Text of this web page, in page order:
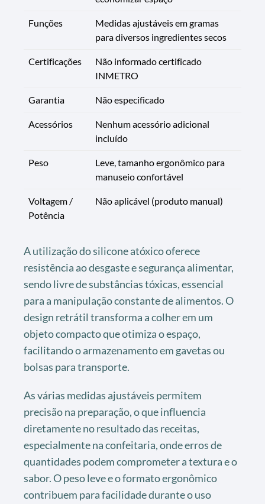
Funções
Medidas ajustáveis em gramas
para diversos ingredientes secos
Certificações
Não informado certificado
INMETRO
Garantia Não especificado
Acessórios
Nenhum acessório adicional
incluído
Peso
Leve, tamanho ergonômico para
manuseio confortável
Voltagem /
Potência
Não aplicável (produto manual)
A utilização do silicone atóxico oferece
resistência ao desgaste e segurança alimentar,
sendo livre de substâncias tóxicas, essencial
para a manipulação constante de alimentos. O
design retrátil transforma a colher em um
objeto compacto que otimiza o espaço,
facilitando o armazenamento em gavetas ou
bolsas para transporte.
As várias medidas ajustáveis permitem
precisão na preparação, o que influencia
diretamente no resultado das receitas,
especialmente na confeitaria, onde erros de
quantidades podem comprometer a textura e o
sabor. O peso leve e o formato ergonômico
contribuem para facilidade durante o uso